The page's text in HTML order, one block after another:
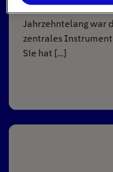
Jahrzehntelang war
zentrales
Sie hat […]